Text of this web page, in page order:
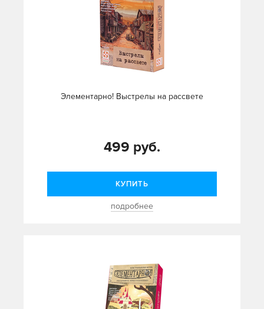
Элементарно! Выстрелы на рассвете
499 руб.
КУПИТЬ
подробнее